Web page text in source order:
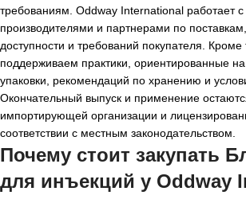
требованиям. Oddway International работает
производителями и партнерами по
доступности и требований покупателя.
поддерживаем практики, ориентированные
упаковки, рекомендаций по хранению и
Окончательный выпуск и применение
импортирующей организации и
соответствии с местным законодательством.
Почему стоит закупать
для инъекций у Oddway